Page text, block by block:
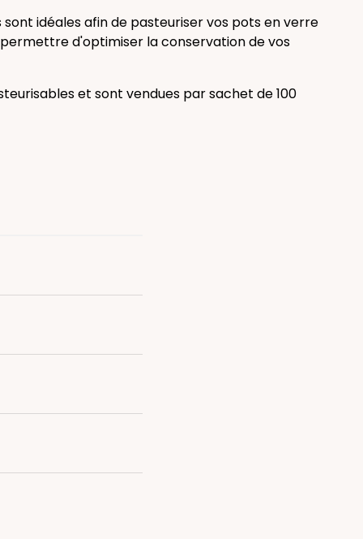
sont idéales afin de pasteuriser vos pots en verre
d'optimiser la conservation de vos
et sont vendues par sachet de 100